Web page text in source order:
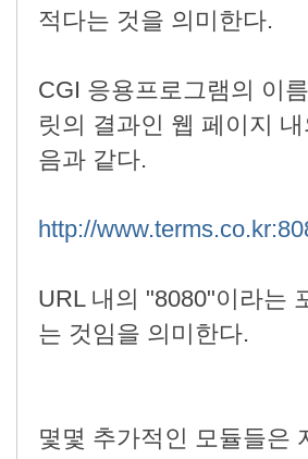
적다는 것을 의미한다.
CGI 응용프로그램의 이
릿의 결과인 웹 페이지
음과 같다.
http://
URL 내의 "8080"이라는
는 것임을 의미한다.
몇몇 추가적인 모듈들은